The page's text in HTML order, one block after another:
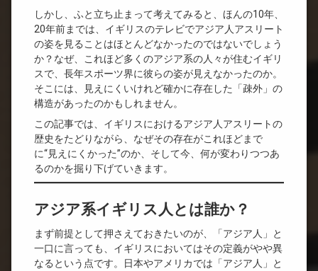
しかし、ふと立ち止まって考えてみると、ほんの10年、
20年前までは、イギリスのテレビでアジア人アスリート
の姿を見ることはほとんどなかったのではないでしょう
か？なぜ、これほど多くのアジア系の人々が住むイギリ
スで、長年スポーツ界に彼らの姿が見えなかったのか。
そこには、見えにくいけれど確かに存在した「疎外」の
構造があったのかもしれません。
この記事では、イギリスにおけるアジア人アスリートの
歴史をたどりながら、なぜその存在がこれほどまで
に“見えにくかった”のか、そして今、何が変わりつつあ
るのかを掘り下げていきます。
アジア系イギリス人とは誰か？
まず前提として押さえておきたいのが、「アジア人」と
一口に言っても、イギリスにおいてはその定義がやや異
なるという点です。日本やアメリカでは「アジア人」と